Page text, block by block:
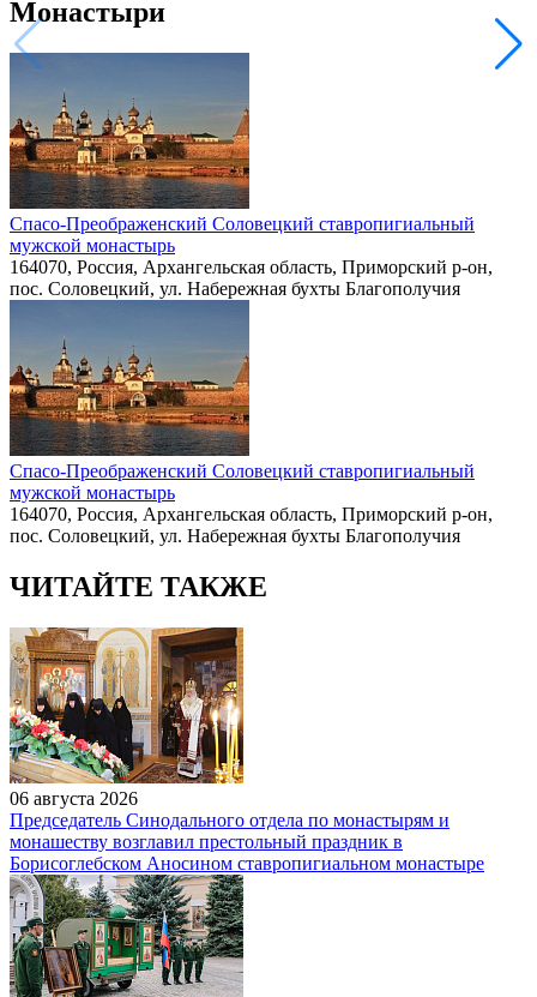
Монастыри
Спасо-Преображенский Соловецкий ставропигиальный
мужской монастырь
164070, Россия, Архангельская область, Приморский р-он,
пос. Соловецкий, ул. Набережная бухты Благополучия
Спасо-Преображенский Соловецкий ставропигиальный
мужской монастырь
164070, Россия, Архангельская область, Приморский р-он,
пос. Соловецкий, ул. Набережная бухты Благополучия
ЧИТАЙТЕ ТАКЖЕ
06 августа 2026
Председатель Синодального отдела по монастырям и
монашеству возглавил престольный праздник в
Борисоглебском Аносином ставропигиальном монастыре